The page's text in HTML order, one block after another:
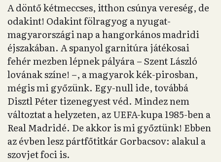
A döntő kétmeccses, itthon csúnya vereség, de
odakint! Odakint fölragyog a nyugat-
magyarországi nap a hangorkános madridi
éjszakában. A spanyol garnitúra játékosai
fehér mezben lépnek pályára – Szent László
lovának színe! –, a magyarok kék-pirosban,
mégis mi győzünk. Egy-null ide, továbbá
Disztl Péter tizenegyest véd. Mindez nem
változtat a helyzeten, az UEFA-kupa 1985-ben a
Real Madridé. De akkor is mi győztünk! Ebben
az évben lesz pártfőtitkár Gorbacsov: alakul a
szovjet foci is.